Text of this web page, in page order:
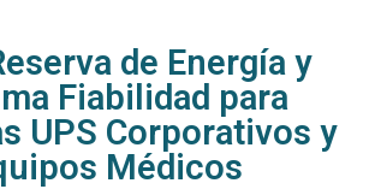
de Energía y
Fiabilidad para
UPS Corporativos y
Médicos